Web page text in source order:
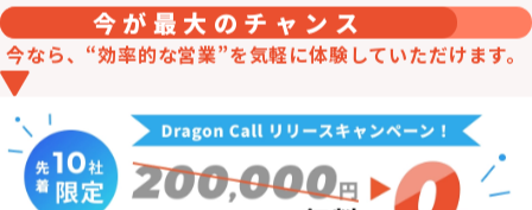
今が最大のチャンス
今なら、“効率的な営業”を気軽に体験していただけます。